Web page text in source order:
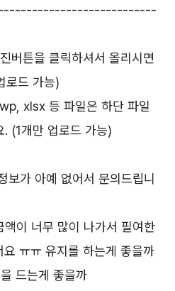
버튼을 클릭하셔서 올리시면
로드 가능)
xlsx 등 파일은 하단 파일
(1개만 업로드 가능)
보가 아예 없어서 문의드립니
액이 너무 많이 나가서 필여한
ㅠㅠ 유지를 하는게 좋을까
드는게 좋을까